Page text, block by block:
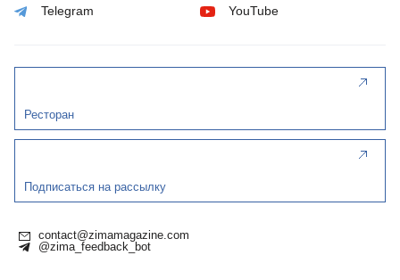
Telegram YouTube
Ресторан
Подписаться на рассылку
contact@zimamagazine.com
@zima_feedback_bot